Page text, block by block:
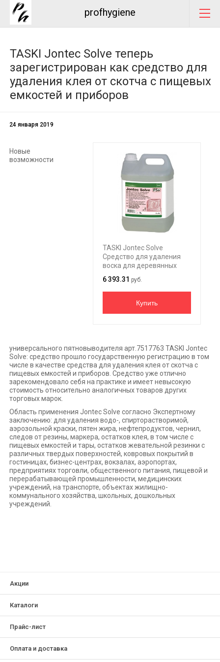
profhygiene
TASKI Jontec Solve теперь
зарегистрирован как средство для
удаления клея от скотча с пищевых
емкостей и приборов
24 января 2019
TASKI Jontec Solve
Средство для удаления
воска для деревянных
6 393.31 руб.
Купить
Новые
возможности
универсального пятновыводителя арт.7517763 TASKI Jontec
Solve: средство прошло государственную регистрацию в том
числе в качестве средства для удаления клея от скотча с
пищевых емкостей и приборов. Средство уже отлично
зарекомендовало себя на практике и имеет невысокую
стоимость относительно аналогичных товаров других
торговых марок.
Область применения Jontec Solve согласно Экспертному
заключению: для удаления водо-, спирторастворимой,
аэрозольной краски, пятен жира, нефтепродуктов, чернил,
следов от резины, маркера, остатков клея, в том числе с
пищевых емкостей и тары, остатков жевательной резинки с
различных твердых поверхностей, ковровых покрытий в
гостиницах, бизнес-центрах, вокзалах, аэропортах,
предприятиях торговли, общественного питания, пищевой и
перерабатывающей промышленности, медицинских
учреждений, на транспорте, объектах жилищно-
коммунального хозяйства, школьных, дошкольных
учреждений.
Акции
Каталоги
Прайс-лист
Оплата и доставка